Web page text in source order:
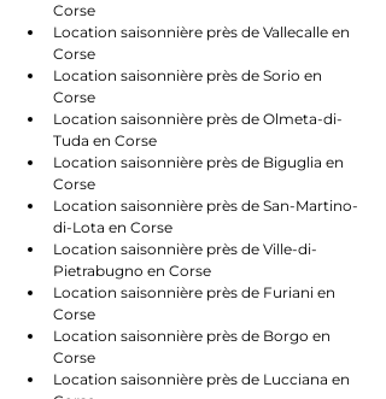
Corse
Location saisonnière près de Vallecalle en
Corse
Location saisonnière près de Sorio en
Corse
Location saisonnière près de Olmeta-di-
Tuda en Corse
Location saisonnière près de Biguglia en
Corse
Location saisonnière près de San-Martino-
di-Lota en Corse
Location saisonnière près de Ville-di-
Pietrabugno en Corse
Location saisonnière près de Furiani en
Corse
Location saisonnière près de Borgo en
Corse
Location saisonnière près de Lucciana en